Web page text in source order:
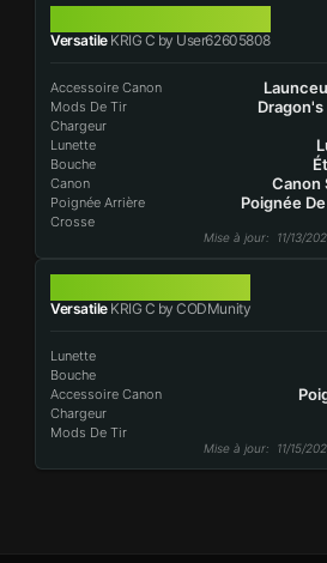
VersatileKRIG C by User62605808
Accessoire Canon
Mods De Tir
Chargeur
Lunette
Bouche
Canon Canon
Poignée Arrière Poignée
Crosse
Mise à jour: 11/13/
VersatileKRIG C by CODMunity
Lunette
Bouche
Accessoire Canon
Chargeur
Mods De Tir
Mise à jour: 11/15/